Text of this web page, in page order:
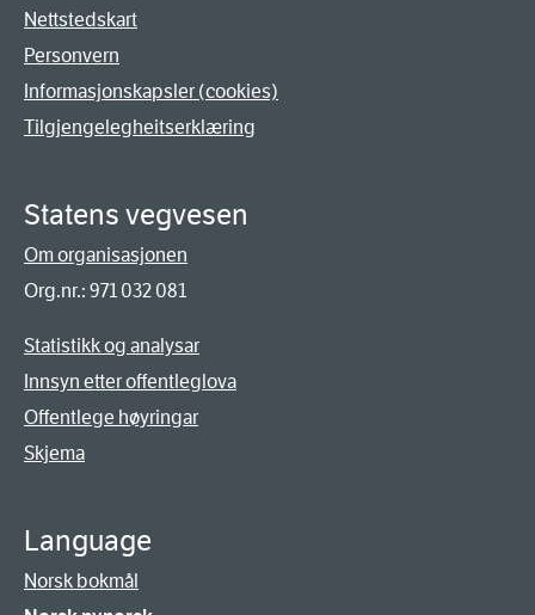
Nettstedskart
Personvern
Informasjonskapsler (cookies)
Tilgjengelegheitserklæring
Statens vegvesen
Om organisasjonen
Org.nr.: 971 032 081
Statistikk og analysar
Innsyn etter offentleglova
Offentlege høyringar
Skjema
Language
Norsk bokmål